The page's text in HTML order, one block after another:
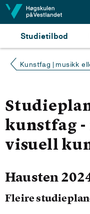
Hopp til innhald
Studietilbod
Kunstfag | musikk
kunstfag -
visuell
Hausten
Fleire